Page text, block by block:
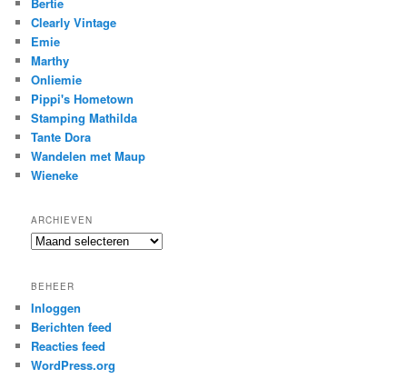
Clearly Vintage
Emie
Marthy
Onliemie
Pippi's Hometown
Stamping Mathilda
Tante Dora
Wandelen met Maup
Wieneke
ARCHIEVEN
Archieven
BEHEER
Inloggen
Berichten feed
Reacties feed
WordPress.org